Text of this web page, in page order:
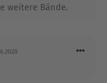
weitere Bände.